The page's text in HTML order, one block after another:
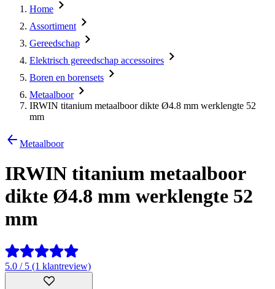
Home
Assortiment
Gereedschap
Elektrisch gereedschap accessoires
Boren en borensets
Metaalboor
IRWIN titanium metaalboor dikte Ø4.8 mm werklengte 52
mm
Metaalboor
IRWIN titanium metaalboor
dikte Ø4.8 mm werklengte 52
mm
5.0 / 5 (1 klantreview)